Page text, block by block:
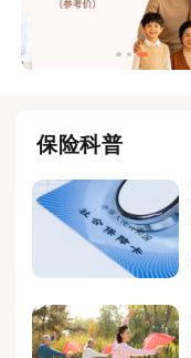
保险科普